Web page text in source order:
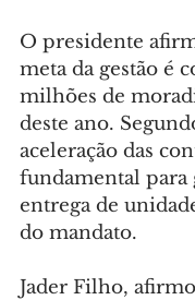
O presidente
meta da gestão é
milhões de
deste ano.
aceleração das
fundamental para
entrega de
do mandato.
Jader Filho,